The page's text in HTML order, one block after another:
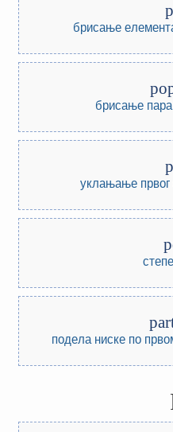
брисање
брисање
уклањање првог
подела ниске по